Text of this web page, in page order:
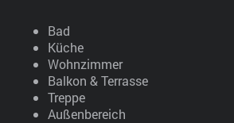
Bad
Küche
Wohnzimmer
Balkon & Terrasse
Treppe
Außenbereich